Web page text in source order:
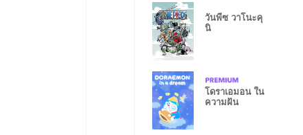
วันพีซ วาโนะคุ
นิ
โดราเอมอน ใน
ความฝัน